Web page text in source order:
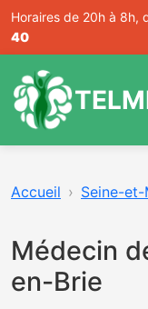
Horaires de 20h à 8h,
40
Accueil Seine-et-
Médecin
en-Brie